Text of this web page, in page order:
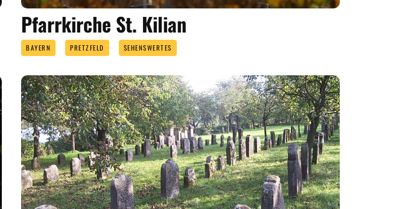
Pfarrkirche St. Kilian
BAYERN PRETZFELD SEHENSWERTES